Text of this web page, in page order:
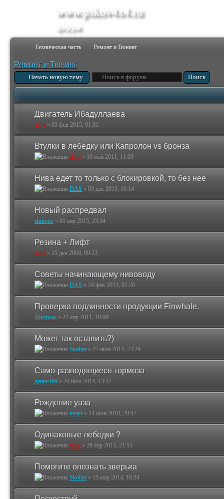
www.pskov4x4.ru
форум
Техническая часть Ремонт и Тюнинг
Ремонт и Тюнинг
Начать новую тему
Двигатель Ибадуллаева
als-a » 03 фев 2015, 01:01
Втулки в лебедку или Капролон vs бронза
als-a » 10 май 2011, 11:03
Нива едет то только с блокировкой, то без нее
DAS » 03 дек 2013, 10:14
Новый распредвал
shnivov » 01 апр 2015, 23:34
Резина + Лифт
als-a » 25 дек 2009, 09:23
Советы начинающему нивоводу
DAS » 24 фев 2013, 02:26
Проверка подлинности продукции Finwhale.
Alexnow » 21 апр 2011, 10:09
Может так оставить?)
Skobar » 27 июн 2014, 23:29
Само-разводящиеся тормоза
денис469 » 20 июл 2014, 13:37
Рождение уаза
toster » 14 июн 2010, 20:47
Одинаковые лебедки ?
als-a » 28 апр 2014, 21:13
Помогите опознать зверька
Skobar » 15 мар 2014, 16:34